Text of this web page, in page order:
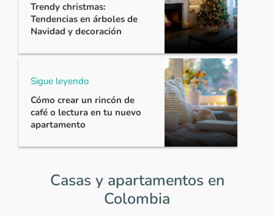
Trendy christmas:
Tendencias en árboles de
Navidad y decoración
Sigue leyendo
Cómo crear un rincón de
café o lectura en tu nuevo
apartamento
Casas y apartamentos en
Colombia